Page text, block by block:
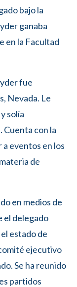
bajo la
ganaba
en la Facultad
fue
Nevada. Le
solía
Cuenta con la
eventos en los
de
en medios de
el delegado
estado de
ejecutivo
Se ha reunido
partidos